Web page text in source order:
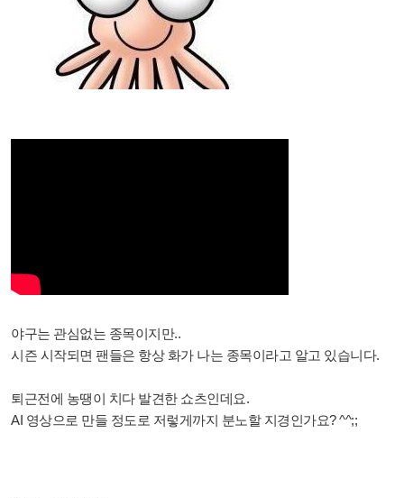
야구는 관심없는 종목이지만..
시즌 시작되면 팬들은 항상 화가 나는 종목이라고 알고 있습니다.
퇴근전에 농땡이 치다 발견한 쇼츠인데요.
AI 영상으로 만들 정도로 저렇게까지 분노할 지경인가요? ^^;;